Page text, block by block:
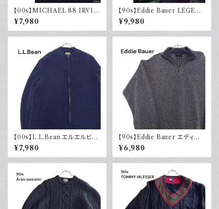
【00s】MICHAEL 88 IRVIN
デザインニット ジップアップ エ
ルボーパッチ 古着 レトロ モード
アクリル
¥7,980
【90s】Eddie Bauer LEGEN
D エディーバウアー レジェンド
総柄ニット カーディガン ウール
レトロ 90年代
¥9,980
【00s】L.L.Bean エルエルビー
ン ドライバーズニット リブ編み
ネイビー セーター コットンニッ
ト 古着 アウトドア
¥7,980
【90s】Eddie Bauer エディー
バウアー コットンニット ハーフ
ジップ USA製 グレー 90年代
古着
¥6,980